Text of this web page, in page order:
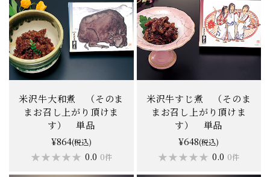
米沢牛大和煮 （そのま
まお召し上がり頂けま
す） 単品
¥864(税込)
★★★★★
★★★★★ 0.0 0件
米沢牛すじ煮 （そのま
まお召し上がり頂けま
す） 単品
¥648(税込)
★★★★★
★★★★★ 0.0 0件